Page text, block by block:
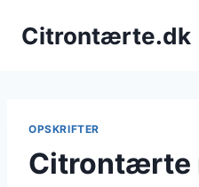
Citrontærte.dk
OPSKRIFTER
Citrontærte